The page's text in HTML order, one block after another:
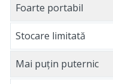
Foarte portabil
Stocare limitată
Mai puțin puternic